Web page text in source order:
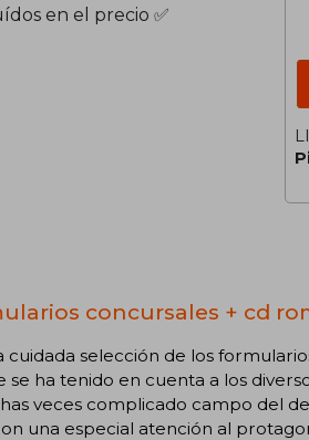
en el precio ✅
concursales + cd
selección de los
se ha tenido en cuenta a los
veces complicado campo del
una especial atención al